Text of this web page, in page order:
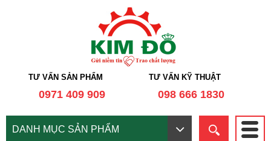
TƯ VẤN SẢN PHẨM
0971 409 909
TƯ VẤN KỸ THUẬT
098 666 1830
DANH MỤC SẢN PHẨM